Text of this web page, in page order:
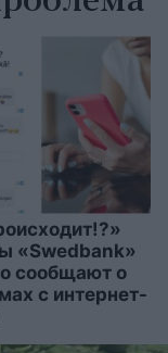
«Swedbank»
сообщают о
с интернет-